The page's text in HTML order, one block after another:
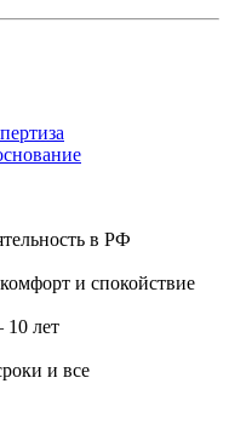
в РФ
и спокойствие
10 лет
и все